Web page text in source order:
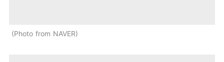
Photo from NAVER